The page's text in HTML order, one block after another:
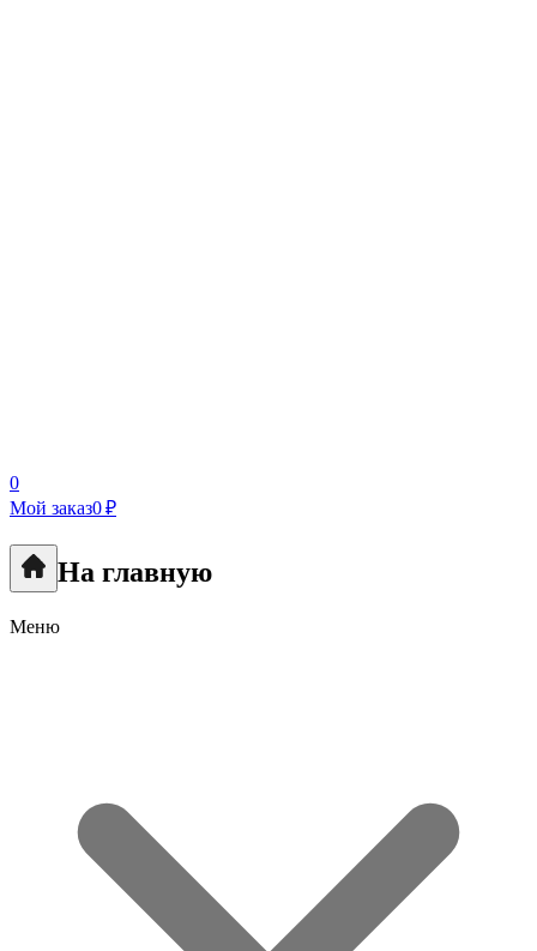
0
Мой заказ0 ₽
На главную
Меню